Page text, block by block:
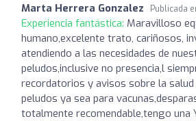
Marta Herrera Gonzalez Publicada
Experiencia fantástica: Maravilloso
humano,excelente trato, cariñosos,
atendiendo a las necesidades de
peludos,inclusive no presencia,l
recordatorios y avisos sobre la
peludos ya sea para
totalmente recomendable,tengo una